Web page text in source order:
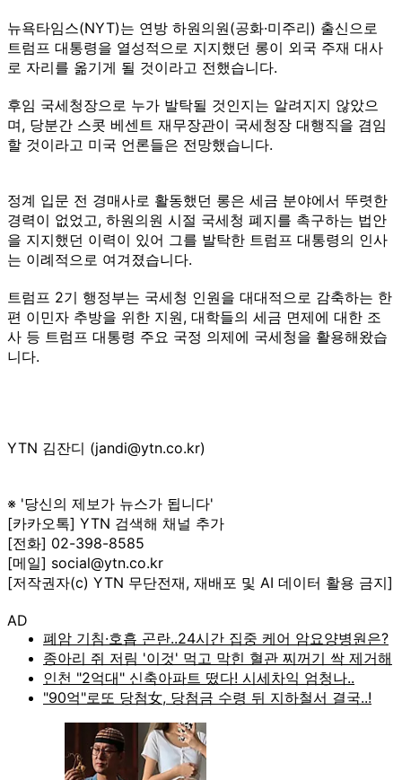
뉴욕타임스(NYT)는 연방 하원의원(공화·미주리) 출신으로
트럼프 대통령을 열성적으로 지지했던 롱이 외국 주재 대사
로 자리를 옮기게 될 것이라고 전했습니다.
후임 국세청장으로 누가 발탁될 것인지는 알려지지 않았으
며, 당분간 스콧 베센트 재무장관이 국세청장 대행직을 겸임
할 것이라고 미국 언론들은 전망했습니다.
정계 입문 전 경매사로 활동했던 롱은 세금 분야에서 뚜렷한
경력이 없었고, 하원의원 시절 국세청 폐지를 촉구하는 법안
을 지지했던 이력이 있어 그를 발탁한 트럼프 대통령의 인사
는 이례적으로 여겨졌습니다.
트럼프 2기 행정부는 국세청 인원을 대대적으로 감축하는 한
편 이민자 추방을 위한 지원, 대학들의 세금 면제에 대한 조
사 등 트럼프 대통령 주요 국정 의제에 국세청을 활용해왔습
니다.
YTN 김잔디 (jandi@ytn.co.kr)
※ '당신의 제보가 뉴스가 됩니다'
[카카오톡] YTN 검색해 채널 추가
[전화] 02-398-8585
[메일] social@ytn.co.kr
[저작권자(c) YTN 무단전재, 재배포 및 AI 데이터 활용 금지]
AD